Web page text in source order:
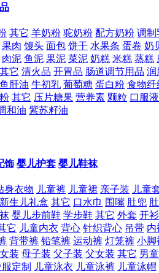
其它 羊奶粉 驼奶粉 配方奶粉 调制
果肉 馒头 面包 饼干 水果条 蛋卷 奶
肉泥 鱼泥 果泥 菜泥 奶糕 米糕 蒸糕
其它 清火品 开胃品 肠道调节用品 润
鱼肝油 牛初乳 葡萄糖 蛋白粉 食物纤
其它 压片糖果 营养素 颗粒 口服液
和油 紫苏籽油
饰 婴儿护套 婴儿鞋袜
身衣物 儿童裤 儿童裙 亲子装 儿童
新生儿礼盒 其它 口水巾 围嘴 肚兜
婴儿步前鞋 学步鞋 其它 外套 开衫
它 儿童内衣 背心 针织背心 吊带 内
背带裤 铅笔裤 运动裤 灯笼裤 小脚
装 母子装 父子装 父女装 其它 男
定制 儿童泳衣 儿童泳裤 儿童泳帽